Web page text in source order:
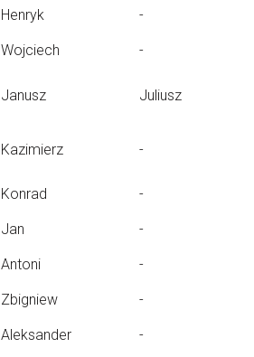
Henryk -
Wojciech -
Janusz Juliusz
Kazimierz -
Konrad -
Jan -
Antoni -
Zbigniew -
Aleksander -